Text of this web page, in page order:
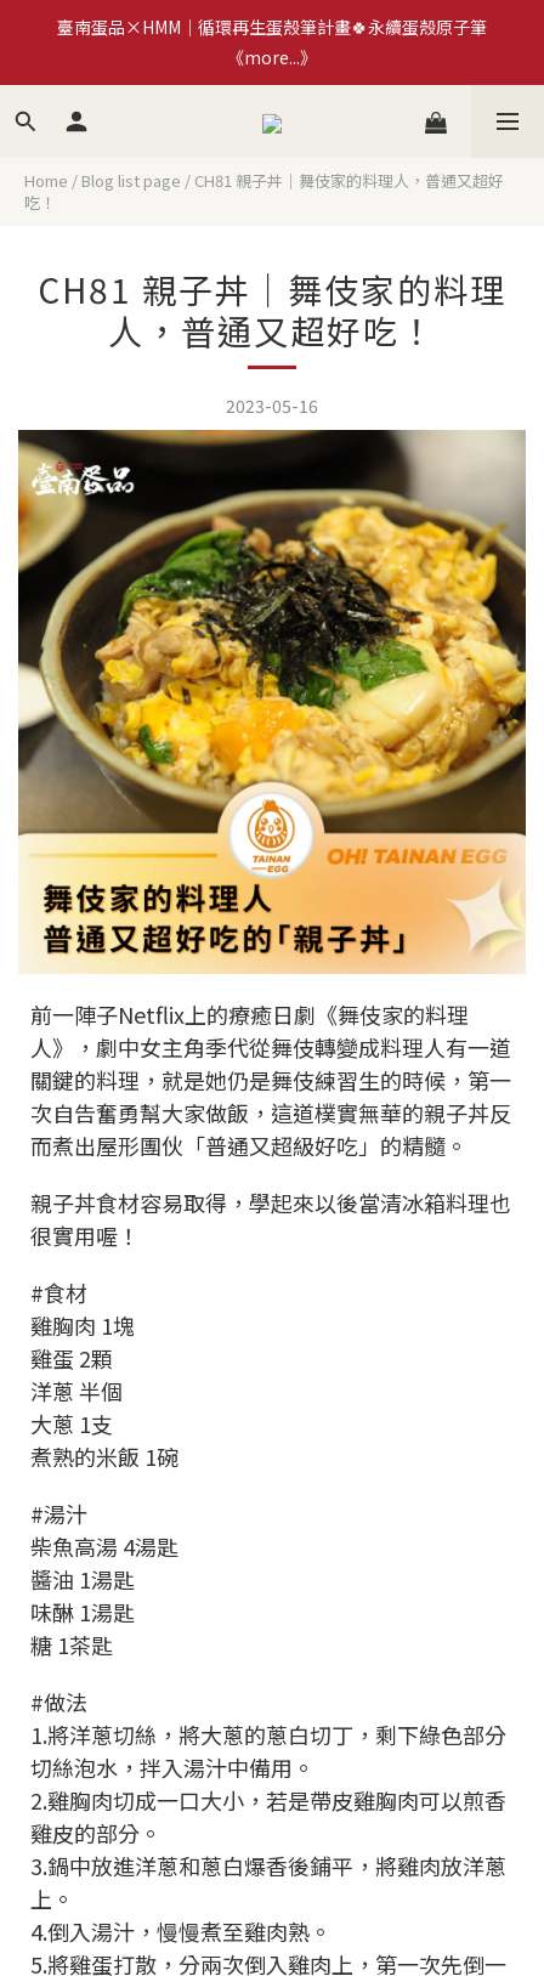
加入拾步町LINE好友💰現領現用官網優惠券$50
臺南蛋品×HMM｜循環再生蛋殼筆計畫🍀永續蛋殼原子筆
《more...》
加入拾步町LINE好友💰現領現用官網優惠券$50
Home / Blog list page / CH81 親子丼｜舞伎家的料理人，普通又超好
吃！
CH81 親子丼｜舞伎家的料理
人，普通又超好吃！
2023-05-16
前一陣子Netflix上的療癒日劇《舞伎家的料理
人》，劇中女主角季代從舞伎轉變成料理人有一道
關鍵的料理，就是她仍是舞伎練習生的時候，第一
次自告奮勇幫大家做飯，這道樸實無華的親子丼反
而煮出屋形團伙「普通又超級好吃」的精髓。
親子丼食材容易取得，學起來以後當清冰箱料理也
很實用喔！
#食材
雞胸肉 1塊
雞蛋 2顆
洋蔥 半個
大蔥 1支
煮熟的米飯 1碗
#湯汁
柴魚高湯 4湯匙
醬油 1湯匙
味醂 1湯匙
糖 1茶匙
#做法
1.將洋蔥切絲，將大蔥的蔥白切丁，剩下綠色部分
切絲泡水，拌入湯汁中備用。
2.雞胸肉切成一口大小，若是帶皮雞胸肉可以煎香
雞皮的部分。
3.鍋中放進洋蔥和蔥白爆香後鋪平，將雞肉放洋蔥
上。
4.倒入湯汁，慢慢煮至雞肉熟。
5.將雞蛋打散，分兩次倒入雞肉上，第一次先倒一